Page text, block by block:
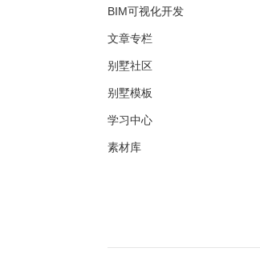
BIM可视化开发
文章专栏
别墅社区
别墅模板
学习中心
素材库